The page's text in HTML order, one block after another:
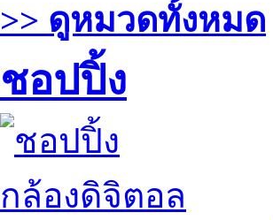
>> ดูหมวดทั้งหมด
ชอปปิ้ง
กล้องดิจิตอล